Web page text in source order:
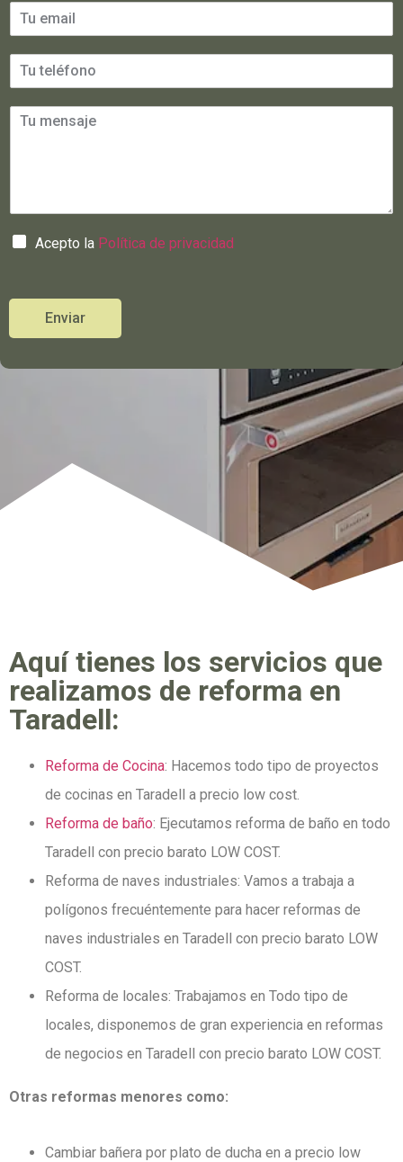
Acepto la Política de privacidad
Enviar
Aquí tienes los servicios que
realizamos de reforma en
Taradell:
Reforma de Cocina: Hacemos todo tipo de proyectos
de cocinas en Taradell a precio low cost.
Reforma de baño: Ejecutamos reforma de baño en todo
Taradell con precio barato LOW COST.
Reforma de naves industriales: Vamos a trabaja a
polígonos frecuéntemente para hacer reformas de
naves industriales en Taradell con precio barato LOW
COST.
Reforma de locales: Trabajamos en Todo tipo de
locales, disponemos de gran experiencia en reformas
de negocios en Taradell con precio barato LOW COST.
Otras reformas menores como:
Cambiar bañera por plato de ducha en a precio low